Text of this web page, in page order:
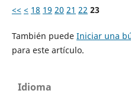
<< < 18 19 20 21 22 23
También puede Iniciar una
para este artículo.
Idioma